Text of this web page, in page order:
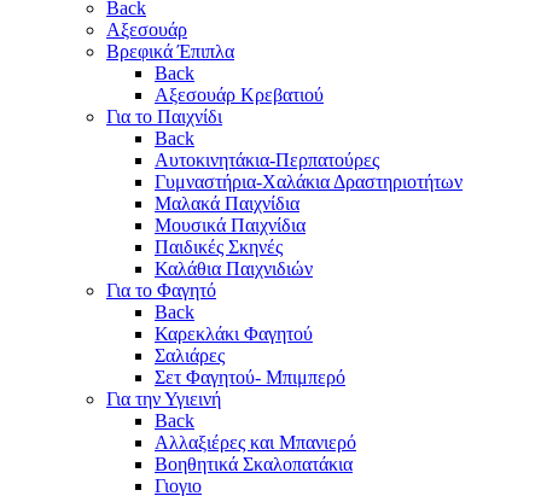
Back
Αξεσουάρ
Βρεφικά Έπιπλα
Back
Αξεσουάρ Κρεβατιού
Για το Παιχνίδι
Back
Αυτοκινητάκια-Περπατούρες
Γυμναστήρια-Χαλάκια Δραστηριοτήτων
Μαλακά Παιχνίδια
Μουσικά Παιχνίδια
Παιδικές Σκηνές
Καλάθια Παιχνιδιών
Για το Φαγητό
Back
Καρεκλάκι Φαγητού
Σαλιάρες
Σετ Φαγητού- Μπιμπερό
Για την Υγιεινή
Back
Αλλαξιέρες και Μπανιερό
Βοηθητικά Σκαλοπατάκια
Γιογιο